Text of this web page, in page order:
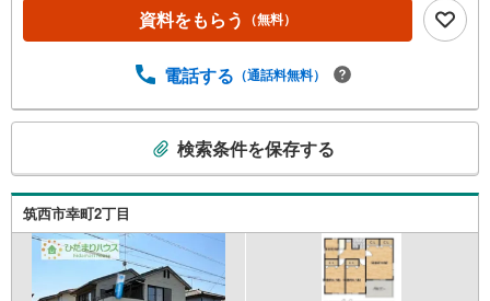
ム探しは、ひだまりハウスにご相談ください！■自己資金
￥0からの住宅購入できます！■他社様でご紹介されている
がとてもスピーディーです。■インターネット非公開の物件
けで大丈夫です。■お忙しいときは現地待合せ＆現地解散で
きます。■平日のご見学希望大歓迎です！阿見町よしわら2
丁目 中古戸建 ひたち野うしく駅（10.5Km） 阿見小学
校（徒歩67分） 阿見中学校（徒歩68分）
資料をもらう （無料）
電話する （通話料無料）
検
索
条
検索条件を保存する
筑西市幸町2丁目